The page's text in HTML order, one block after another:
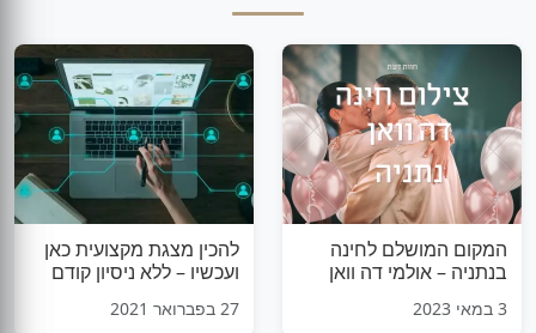
המקום המושלם לחינה
בנתניה – אולמי דה וואן
3 במאי 2023
להכין מצגת מקצועית כאן
ועכשיו – ללא ניסיון קודם
27 בפברואר 2021